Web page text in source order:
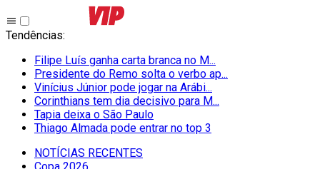
Tendências:
Filipe Luís ganha carta branca no M...
Presidente do Remo solta o verbo ap...
Vinícius Júnior pode jogar na Arábi...
Corinthians tem dia decisivo para M...
Tapia deixa o São Paulo
Thiago Almada pode entrar no top 3
NOTÍCIAS RECENTES